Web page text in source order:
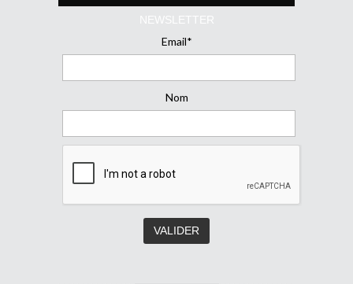
NEWSLETTER
Email*
Nom